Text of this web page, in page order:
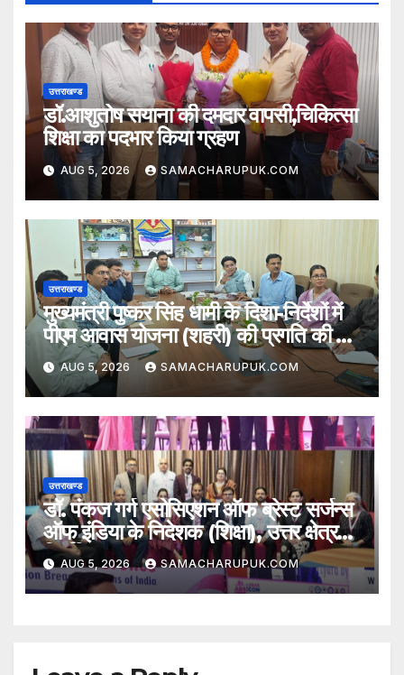
उत्तराखण्ड
डॉ.आशुतोष सयाना की दमदार वापसी,चिकित्सा
शिक्षा का पदभार किया ग्रहण
AUG 5, 2026 SAMACHARUPUK.COM
उत्तराखण्ड
मुख्यमंत्री पुष्कर सिंह धामी के दिशा-निर्देशों में
पीएम आवास योजना (शहरी) की प्रगति की हुई
समीक्षा
AUG 5, 2026 SAMACHARUPUK.COM
उत्तराखण्ड
डॉ. पंकज गर्ग एसोसिएशन ऑफ ब्रेस्ट सर्जन्स
ऑफ इंडिया के निदेशक (शिक्षा), उत्तर क्षेत्र
निर्वाचित
AUG 5, 2026 SAMACHARUPUK.COM